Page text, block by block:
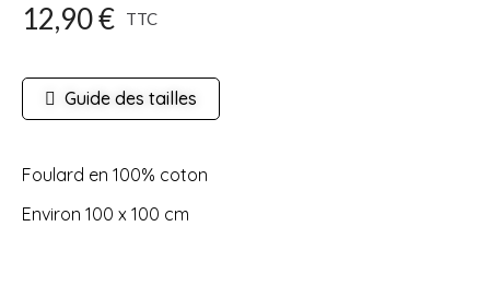
12,90 € TTC
Guide des tailles
Foulard en 100% coton
Environ 100 x 100 cm